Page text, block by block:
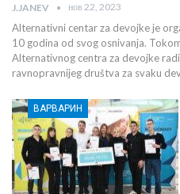
J.JANEV нов 22, 2023
Alternativni centar za devojke je
10 godina od svog osnivanja.
Alternativnog centra za devojke
ravnopravnijeg društva za svaku
ВАРВАРИН